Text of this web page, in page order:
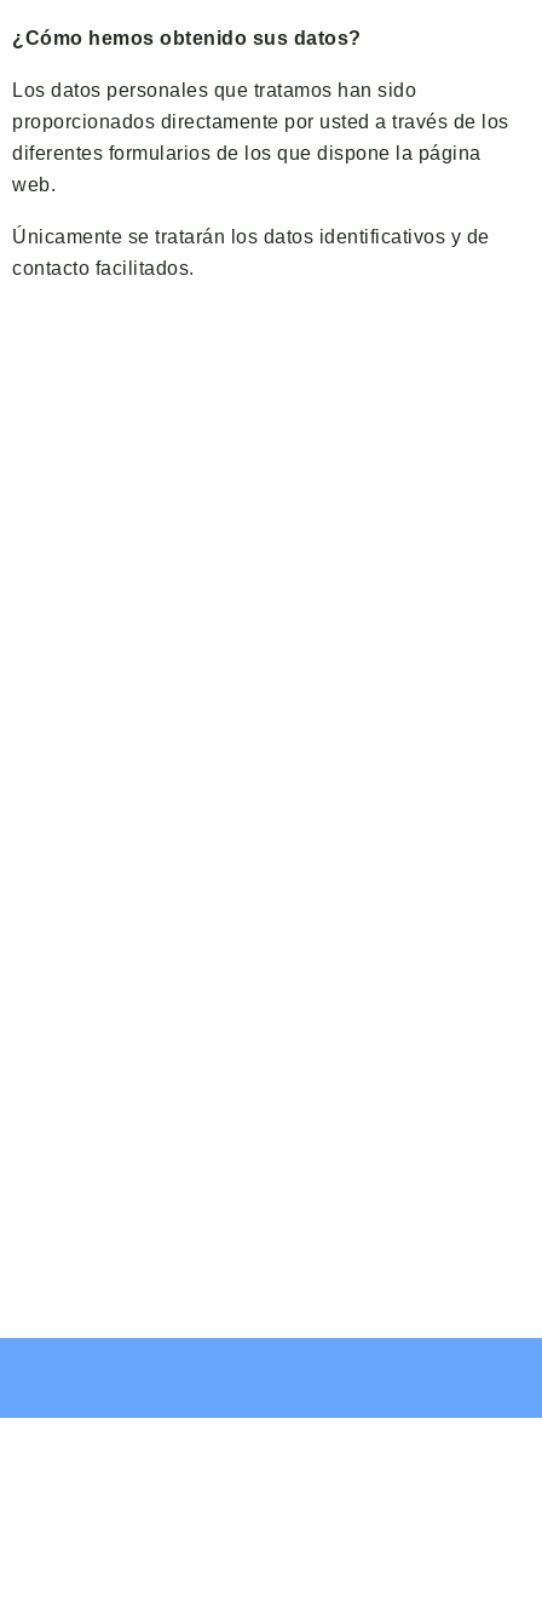
¿Cómo hemos obtenido sus datos?
Los datos personales que tratamos han sido
proporcionados directamente por usted a través de los
diferentes formularios de los que dispone la página
web.
Únicamente se tratarán los datos identificativos y de
contacto facilitados.